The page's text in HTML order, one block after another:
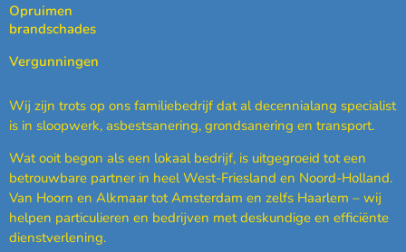
Opruimen
brandschades
Vergunningen
Wij zijn trots op ons familiebedrijf dat al decennialang specialist
is in sloopwerk, asbestsanering, grondsanering en transport.
Wat ooit begon als een lokaal bedrijf, is uitgegroeid tot een
betrouwbare partner in heel West-Friesland en Noord-Holland.
Van Hoorn en Alkmaar tot Amsterdam en zelfs Haarlem – wij
helpen particulieren en bedrijven met deskundige en efficiënte
dienstverlening.